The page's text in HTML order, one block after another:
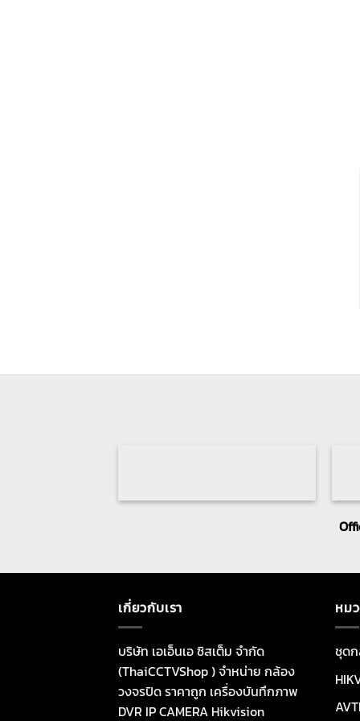
เกี่ยวกับเรา
บริษัท เอเอ็นเอ ซิสเต็ม จำกัด
(ThaiCCTVShop ) จำหน่าย กล้อง
วงจรปิด ราคาถูก เครื่องบันทึกภาพ
DVR IP CAMERA Hikvision
หม
ชุด